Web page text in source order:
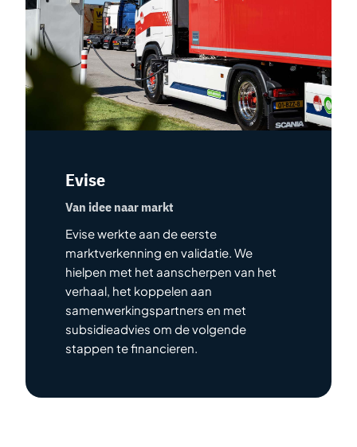
Evise
Van idee naar markt
Evise werkte aan de eerste
marktverkenning en validatie. We
hielpen met het aanscherpen van het
verhaal, het koppelen aan
samenwerkingspartners en met
subsidieadvies om de volgende
stappen te financieren.